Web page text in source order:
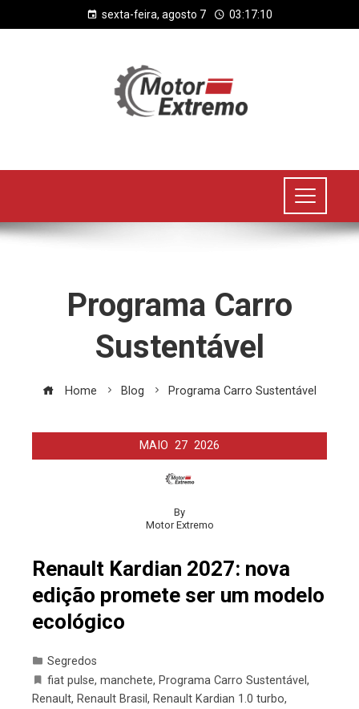
sexta-feira, agosto 7 03:17:10
Programa Carro
Sustentável
Home Blog Programa Carro Sustentável
MAIO 27 2026
By
Motor Extremo
Renault Kardian 2027: nova
edição promete ser um modelo
ecológico
Segredos
fiat pulse, manchete, Programa Carro Sustentável ,
Renault, Renault Brasil , Renault Kardian 1.0 turbo,